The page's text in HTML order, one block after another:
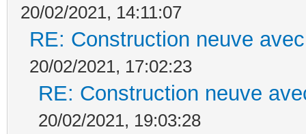
20/02/2021, 14:11:07
RE: Construction neuve
20/02/2021, 17:02:23
RE: Construction neuve
20/02/2021, 19:03:28